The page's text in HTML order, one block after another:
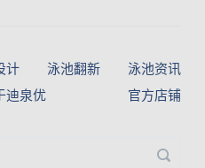
计 泳池翻新
泳池资讯
迪泉优 官方店铺